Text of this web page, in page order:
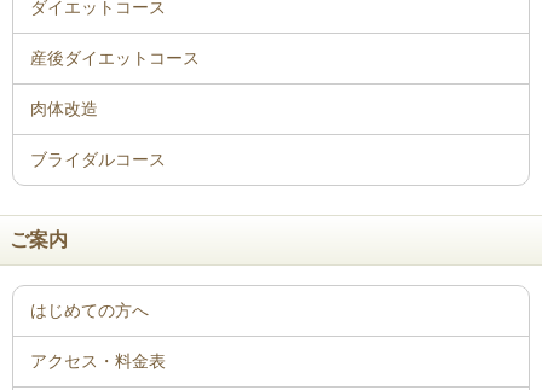
ご案内
はじめての方へ
アクセス・料金表